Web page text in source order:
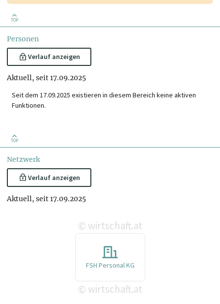
TOP
Personen
Verlauf anzeigen
Aktuell, seit 17.09.2025
Seit dem 17.09.2025 existieren in diesem Bereich keine aktiven
Funktionen.
TOP
Netzwerk
Verlauf anzeigen
Aktuell, seit 17.09.2025
© wirtschaft.at
FSH Personal KG
© wirtschaft.at